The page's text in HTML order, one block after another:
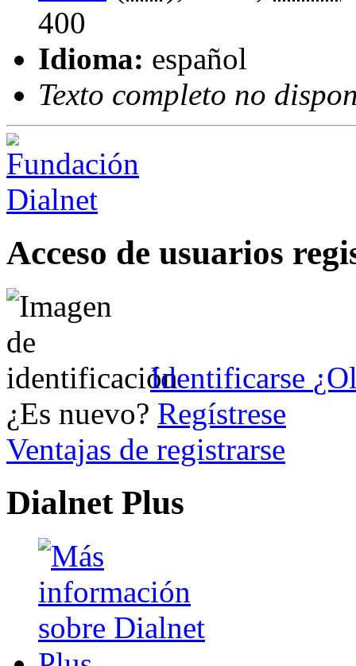
400
Idioma: español
Texto completo no
Acceso de usuarios
Identificarse
¿Es nuevo? Regístrese
Ventajas de registrarse
Dialnet Plus